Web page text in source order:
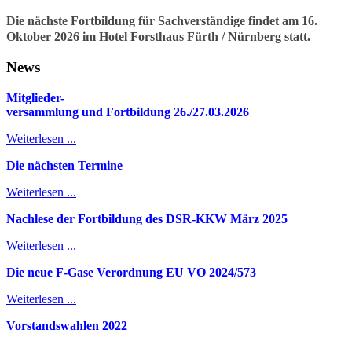
Die nächste Fortbildung für Sachverständige findet am 16.
Oktober 2026 im Hotel Forsthaus Fürth / Nürnberg statt.
News
Mitglieder-
versammlung und Fortbildung 26./27.03.2026
Weiterlesen ...
Die nächsten Termine
Weiterlesen ...
Nachlese der Fortbildung des DSR-KKW März 2025
Weiterlesen ...
Die neue F-Gase Verordnung EU VO 2024/573
Weiterlesen ...
Vorstandswahlen 2022